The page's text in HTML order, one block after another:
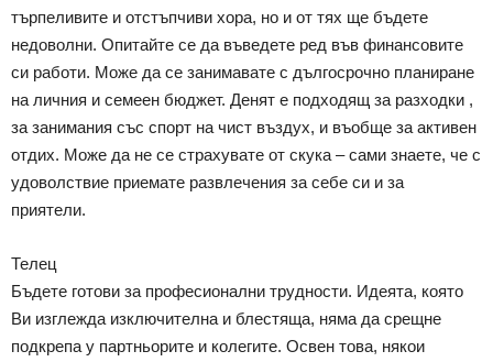
търпеливите и отстъпчиви хора, но и от тях ще бъдете
недоволни. Опитайте се да въведете ред във финансовите
си работи. Може да се занимавате с дългосрочно планиране
на личния и семеен бюджет. Денят е подходящ за разходки ,
за занимания със спорт на чист въздух, и въобще за активен
отдих. Може да не се страхувате от скука – сами знаете, че с
удоволствие приемате развлечения за себе си и за
приятели.
Телец
Бъдете готови за професионални трудности. Идеята, която
Ви изглежда изключителна и блестяща, няма да срещне
подкрепа у партньорите и колегите. Освен това, някои